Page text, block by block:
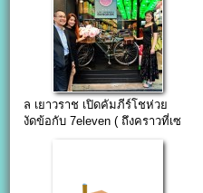
ล เยาวราช เปิดคัมภีร์โชห่วย
งัดข้อกับ 7eleven ( ถึงคราวที่เซ